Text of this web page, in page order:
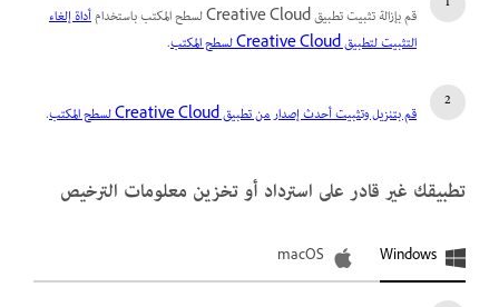
قم بإزالة تثبيت تطبيق Creative Cloud لسطح المكتب باستخدام
أداة إلغاء
التثبيت لتطبيق Creative Cloud لسطح المكتب
.
قم بتنزيل وتثبيت أحدث إصدار من تطبيق Creative Cloud لسطح المكتب .
تطبيقك غير قادر على استرداد أو تخزين معلومات الترخيص
Windows
macOS